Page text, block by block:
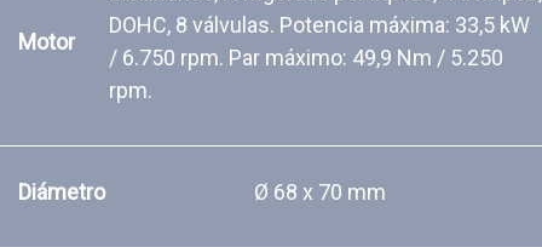
Motor
DOHC, 8 válvulas. Potencia máxima: 33,5 kW
/ 6.750 rpm. Par máximo: 49,9 Nm / 5.250
rpm.
Diámetro Ø 68 x 70 mm